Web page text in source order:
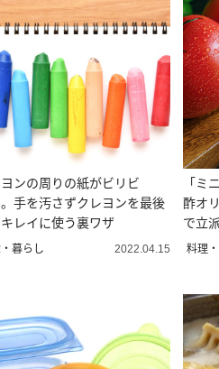
ンの周りの紙がビリビ
手を汚さずクレヨンを最後
レイに使う裏ワザ
暮らし 2022.04.15
「ミ
酢オ
で立
料理